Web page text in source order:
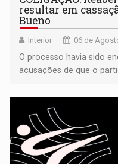
resultar em
Bueno
Interior 06 de
O processo havia sido
acusações de que o